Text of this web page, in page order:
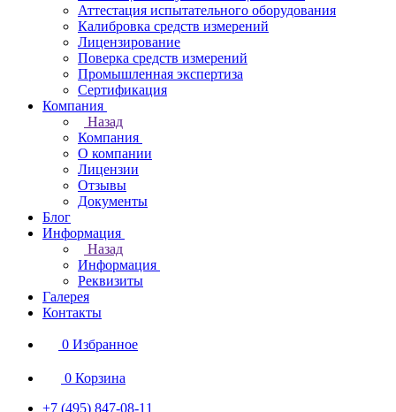
Аттестация испытательного оборудования
Калибровка средств измерений
Лицензирование
Поверка средств измерений
Промышленная экспертиза
Сертификация
Компания
Назад
Компания
О компании
Лицензии
Отзывы
Документы
Блог
Информация
Назад
Информация
Реквизиты
Галерея
Контакты
0 Избранное
0 Корзина
+7 (495) 847-08-11